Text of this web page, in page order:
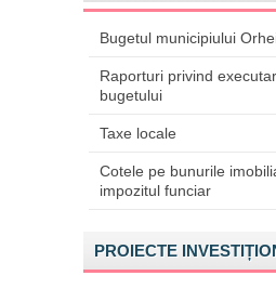
Bugetul municipiului
Raporturi privind
bugetului
Taxe locale
Cotele pe bunurile
impozitul funciar
PROIECTE